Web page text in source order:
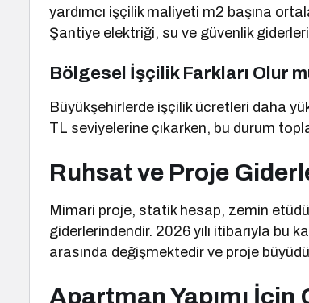
yardımcı işçilik maliyeti m2 başına
Şantiye elektriği, su ve güvenlik
Bölgesel İşçilik Farkları Olur
Büyükşehirlerde işçilik ücretleri daha
TL seviyelerine çıkarken, bu durum
Ruhsat ve Proje
Mimari proje, statik hesap, zemin etüdü
giderlerindendir. 2026 yılı itibarıyla bu
arasında değişmektedir ve proje
Apartman Yapımı İçin